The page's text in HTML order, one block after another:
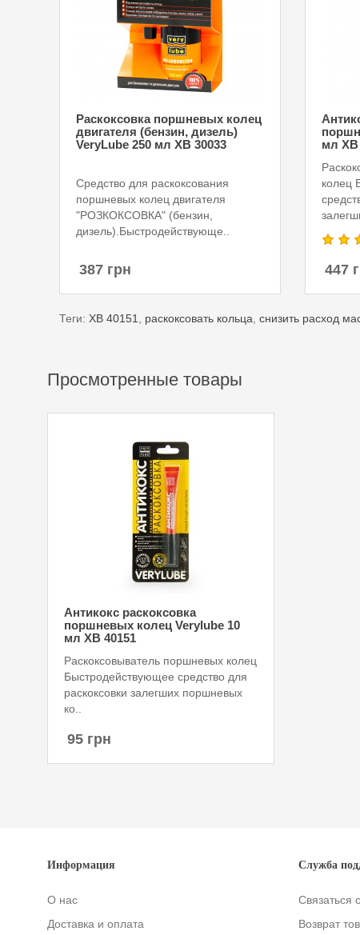
Раскоксовка поршневых колец
двигателя (бензин, дизель)
VeryLube 250 мл XВ 30033
Средство для раскоксования
поршневых колец двигателя
"РОЗКОКСОВКА" (бензин,
дизель).Быстродействующе..
387 грн
мл XB
колец
447
Теги: XB 40151 раскоксовать кольца снизить расход
Просмотренные товары
Антикокс раскоксовка
поршневых колец Verylube 10
мл XB 40151
Раскоксовыватель поршневых колец
Быстродействующее средство для
раскоксовки залегших поршневых
ко..
95 грн
Информация
О нас
Доставка и оплата
Служба
Связаться
Возврат